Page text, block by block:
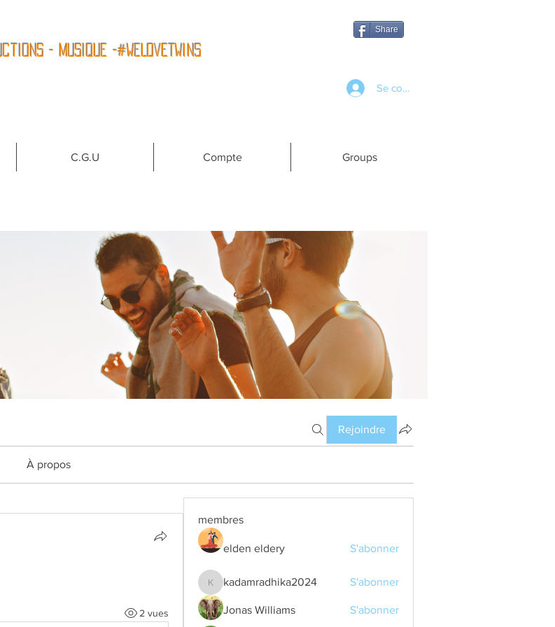
Share
- Musique -#WeLoveTwins
Se connecter
C.G.U Compte Groups
Rejoindre
À propos
2 vues
membres
elden eldery S'abonner
kadamradhika2024
kadamradhika2024 S'abonner
Jonas Williams S'abonner